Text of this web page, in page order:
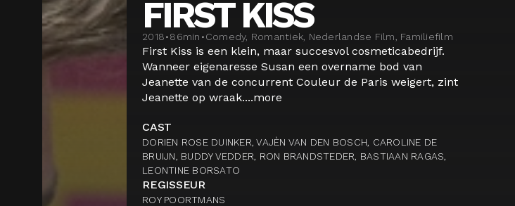
FIRST KISS
2018•86min •Comedy, Romantiek, Nederlandse Film, Familiefilm
First Kiss is een klein, maar succesvol cosmeticabedrijf.
Wanneer eigenaresse Susan een overname bod van
Jeanette van de concurrent Couleur de Paris weigert, zint
Jeanette op wraak....more
CAST
DORIEN ROSE DUINKER, VAJÈN VAN DEN BOSCH, CAROLINE DE
BRUIJN, BUDDY VEDDER, RON BRANDSTEDER, BASTIAAN RAGAS,
LEONTINE BORSATO
REGISSEUR
ROY POORTMANS